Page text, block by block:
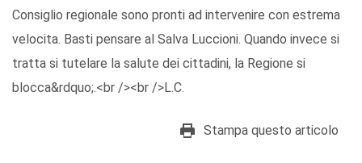
Consiglio regionale sono pronti ad intervenire con estrema
velocita. Basti pensare al Salva Luccioni. Quando invece si
tratta si tutelare la salute dei cittadini, la Regione si
blocca&rdquo;.<br /><br />L.C.
Stampa questo articolo